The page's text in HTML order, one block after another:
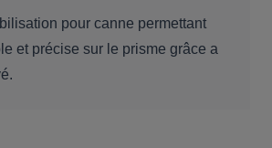
pour canne permettant
et précise sur le prisme grâce a